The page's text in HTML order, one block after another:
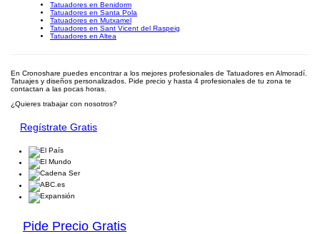
Tatuadores en Benidorm
Tatuadores en Santa Pola
Tatuadores en Mutxamel
Tatuadores en Sant Vicent del Raspeig
Tatuadores en Altea
En Cronoshare puedes encontrar a los mejores profesionales de Tatuadores en Almoradí.
Tatuajes y diseños personalizados. Pide precio y hasta 4 profesionales de tu zona te
contactan a las pocas horas.
¿Quieres trabajar con nosotros?
Regístrate Gratis
Pide Precio Gratis